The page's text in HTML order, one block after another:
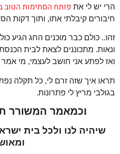
הרי יש לי את פותח הסתימות הטוב
חיבורים קיבלתי אתו, ותוך דקות
זהו.. כולם כבר מוכנים החג הגיע
ונאות. מתכוננים לצאת לבית
ואז לפתע אני חושב לעצמי, מי
תראו איך שזה זרם לי, כל תקלה
בגולבי מריץ לי פתרונות.
וכמאמר המשורר
שיהיה לנו ולכל בית